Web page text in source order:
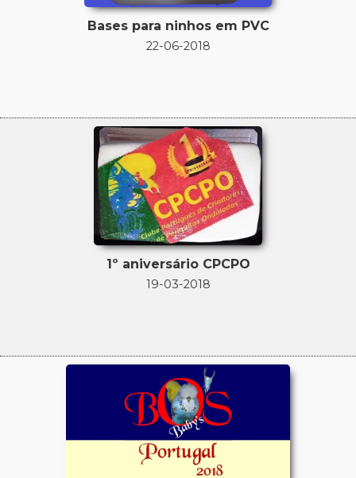
Bases para ninhos em PVC
22-06-2018
1º aniversário CPCPO
19-03-2018